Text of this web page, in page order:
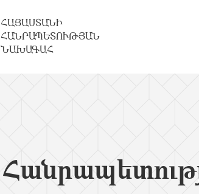
ՀԱՅԱՍՏԱՆԻ
ՀԱՆՐԱՊԵՏՈՒԹՅԱՆ
ՆԱԽԱԳԱՀ